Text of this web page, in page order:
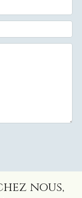
nous,